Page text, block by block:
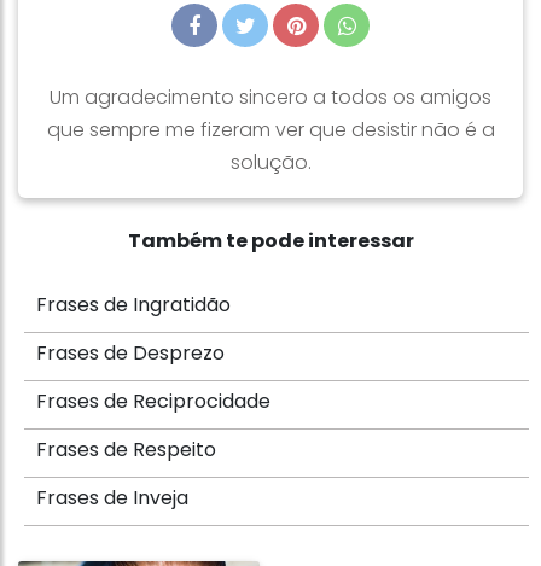
Um agradecimento sincero a todos os amigos
que sempre me fizeram ver que desistir não é a
solução.
Também te pode interessar
Frases de Ingratidão
Frases de Desprezo
Frases de Reciprocidade
Frases de Respeito
Frases de Inveja